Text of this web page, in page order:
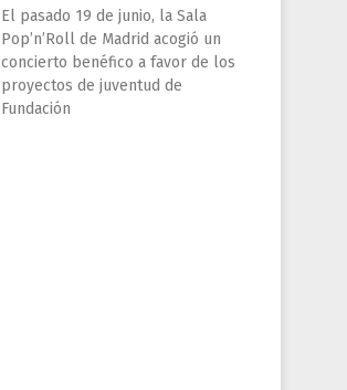
El pasado 19 de junio, la Sala
Pop’n’Roll de Madrid acogió un
concierto benéfico a favor de los
proyectos de juventud de
Fundación